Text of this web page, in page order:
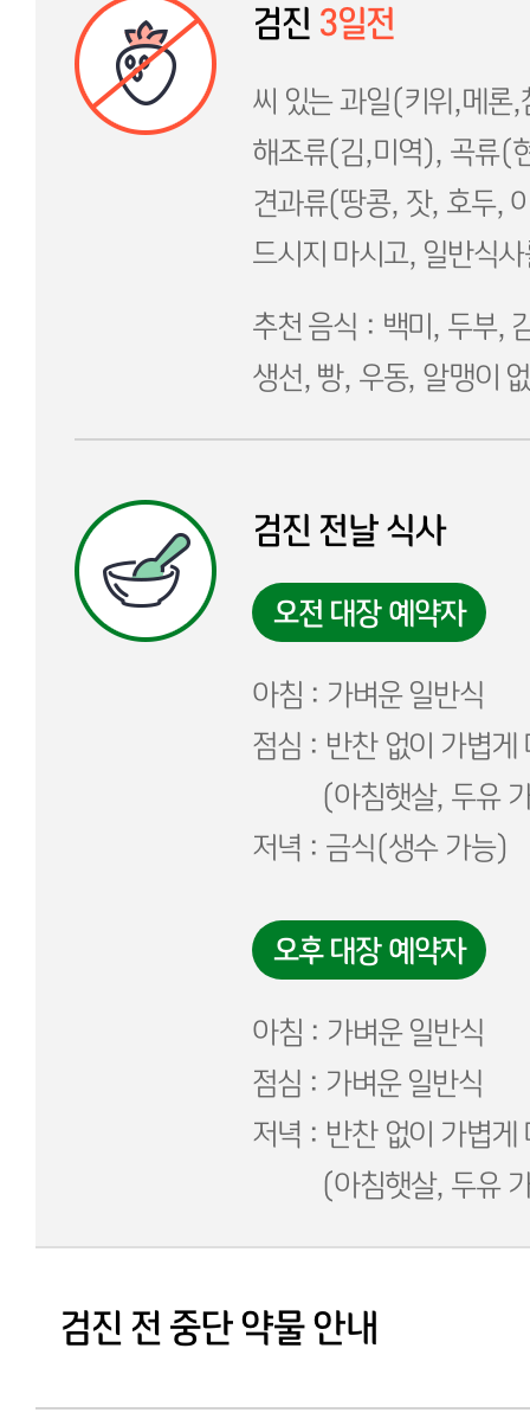
검진 3일전
씨 있는 과일(키위,메론
해조류(김,미역), 곡류(
견과류(땅콩, 잣, 호두,
드시지 마시고, 일반식
추천 음식 : 백미, 두부,
생선, 빵, 우동, 알맹이
검진 전날 식사
오전 대장 예약자
아침 : 가벼운 일반식
점심 : 반찬 없이 가볍게
(아침햇살, 두유
저녁 : 금식(생수 가능)
오후 대장 예약자
아침 : 가벼운 일반식
점심 : 가벼운 일반식
저녁 : 반찬 없이 가볍게
(아침햇살, 두유
검진 전 중단 약물 안내